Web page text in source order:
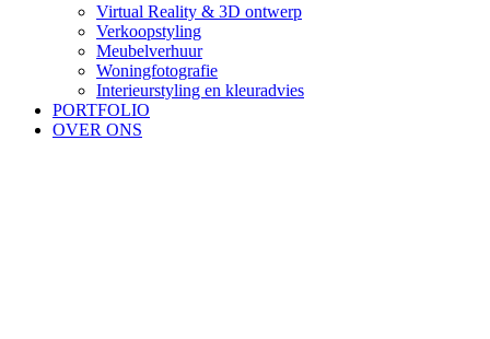
Virtual Reality & 3D ontwerp
Verkoopstyling
Meubelverhuur
Woningfotografie
Interieurstyling en kleuradvies
PORTFOLIO
OVER ONS